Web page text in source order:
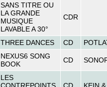
SANS TITRE OU
LA GRANDE
MUSIQUE
LAVABLE A 30°
CDR
THREE DANCES CD
NEXUS6 SONG
BOOK
CD
LES